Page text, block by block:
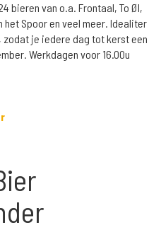
bieren van o.a. Frontaal, To Øl,
het Spoor en veel meer. Idealiter
zodat je iedere dag tot kerst een
Werkdagen voor 16.00u